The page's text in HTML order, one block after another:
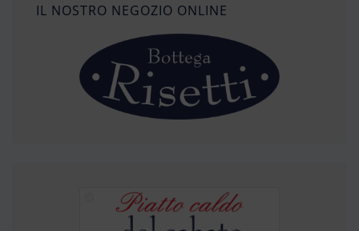
IL NOSTRO NEGOZIO ONLINE